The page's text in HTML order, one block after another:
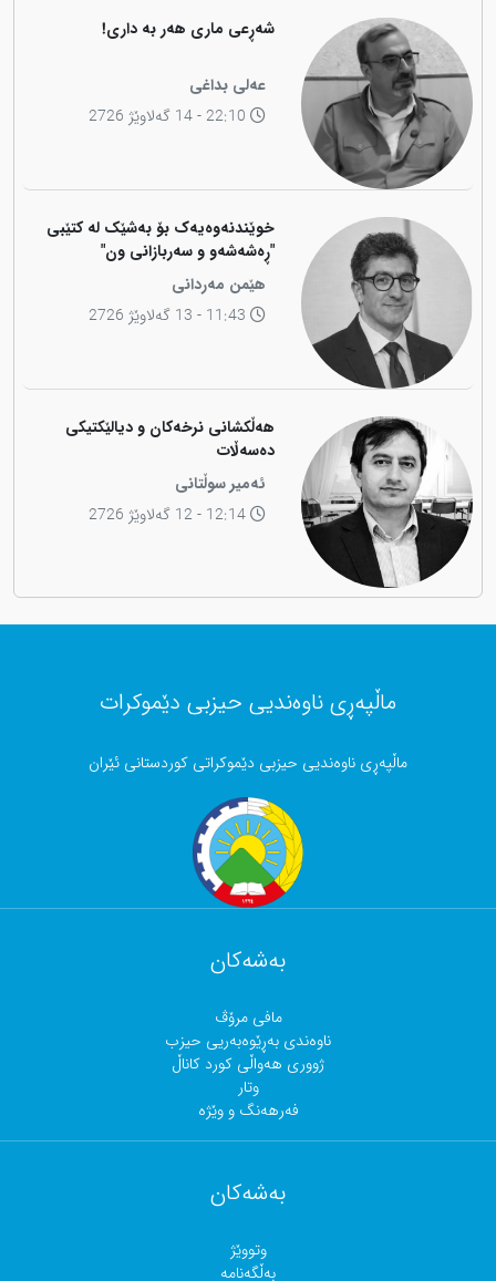
شەڕعی ماری هەر بە داری!
عەلی بداغی
خوێندنەوەیەک بۆ بەشێک لە کتێبی
"ڕەشەشەو و سەربازانی ون"
هێمن مەردانی
هەڵکشانی نرخەکان و دیالێکتیکی
دەسەڵات
ئەمیر سوڵتانی
12:14 - 12 گەلاوێژ 2726
ماڵپەڕی ناوەندیی حیزبی دێموکرات
ماڵپەڕی ناوەندیی حیزبی دێموکراتی کوردستانی ئێران
بەشەکان
مافی مرۆڤ
ناوەندی بەڕێوەبەریی حیزب
ژووری هەواڵی کورد کاناڵ
وتار
فەرهەنگ و وێژە
بەشەکان
وتووێژ
بەڵگەنامە